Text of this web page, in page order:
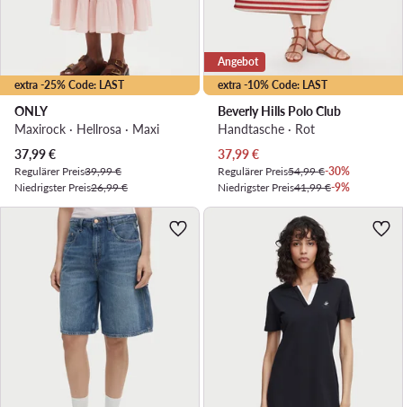
extra -25% Code: LAST
ONLY
Maxirock · Hellrosa · Maxi
Aktueller Preis
37,99€
Regulärer Preis39,99 €
Niedrigster Preis26,99 €
extra -10% Code: LAST
Angebot
Beverly Hills Polo Club
Handtasche · Rot
Aktueller Preis
37,99€
Regulärer Preis54,99 €-30%
Niedrigster Preis41,99 €-9%